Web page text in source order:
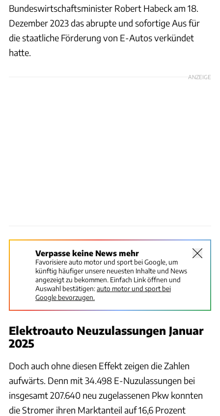
Bundeswirtschaftsminister Robert Habeck am 18.
Dezember 2023 das abrupte und sofortige Aus für
die staatliche Förderung von E-Autos verkündet
hatte.
ANZEIGE
Verpasse keine News mehr
Favorisiere auto motor und sport bei Google, um
künftig häufiger unsere neuesten Inhalte und News
angezeigt zu bekommen. Einfach Link öffnen und
Auswahl bestätigen:auto motor und sport bei
Google bevorzugen.
Elektroauto Neuzulassungen Januar
2025
Doch auch ohne diesen Effekt zeigen die Zahlen
aufwärts. Denn mit 34.498 E-Nuzulassungen bei
insgesamt 207.640 neu zugelassenen Pkw konnten
die Stromer ihren Marktanteil auf 16,6 Prozent